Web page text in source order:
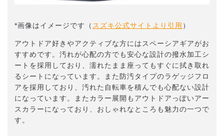
*画像はイメージです（ スズキ公式サイトより引用 ）
アウトドア好きやアクティブな方にはスペーシアギアがお
すすめです。汚れが心配の方でも安心な設計の撥水加工シ
ートを採用しており、濡れたまま座ってもすぐに拭き取れ
るシートになっています。また防汚タイプのラゲッジフロ
アを採用しており、汚れた自転車を積んでも心配ない設計
になっています。またカラー展開もアウトドアっぽいアー
スカラーになっており、おしゃれなところも魅力の一つで
す。